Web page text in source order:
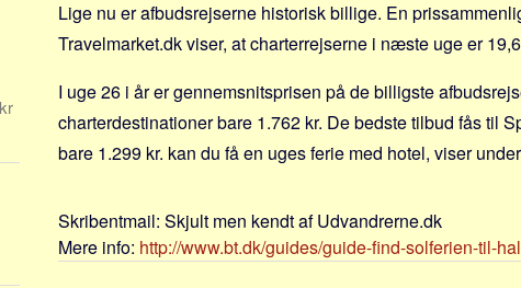
Lige nu er afbudsrejserne historisk billige. En
Travelmarket.dk viser, at charterrejserne i næste uge er
I uge 26 i år er gennemsnitsprisen på de billigste
charterdestinationer bare 1.762 kr. De bedste tilbud fås til
bare 1.299 kr. kan du få en uges ferie med hotel, viser
Skribentmail: Skjult men kendt af Udvandrerne.dk
Mere info: http://www.bt.dk/guides/guide-find-solferien-til-